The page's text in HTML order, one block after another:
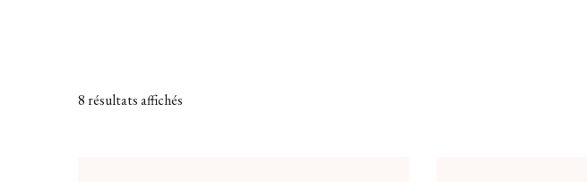
8 résultats affichés